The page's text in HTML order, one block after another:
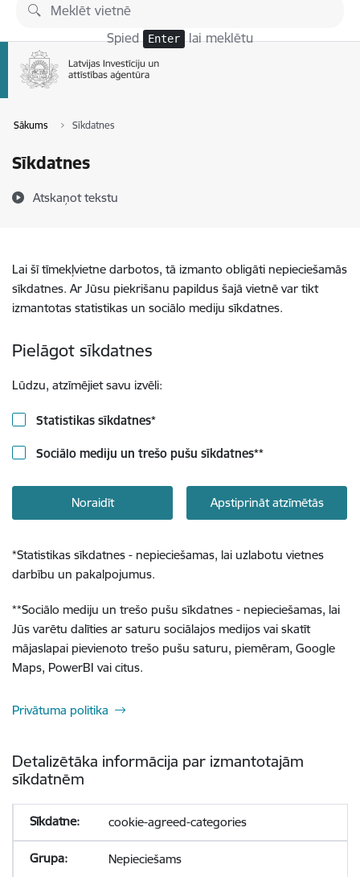
Pāriet uz lapas saturu
Spied Enter lai meklētu
Sākums Sīkdatnes
Sīkdatnes
Atskaņot tekstu
Lai šī tīmekļvietne darbotos, tā izmanto obligāti nepieciešamās
sīkdatnes. Ar Jūsu piekrišanu papildus šajā vietnē var tikt
izmantotas statistikas un sociālo mediju sīkdatnes.
Pielāgot sīkdatnes
Lūdzu, atzīmējiet savu izvēli:
Statistikas sīkdatnes*
Sociālo mediju un trešo pušu sīkdatnes**
Noraidīt Apstiprināt atzīmētās
*Statistikas sīkdatnes - nepieciešamas, lai uzlabotu vietnes
darbību un pakalpojumus.
**Sociālo mediju un trešo pušu sīkdatnes - nepieciešamas, lai
Jūs varētu dalīties ar saturu sociālajos medijos vai skatīt
mājaslapai pievienoto trešo pušu saturu, piemēram, Google
Maps, PowerBI vai citus.
Privātuma politika
Detalizētāka informācija par izmantotajām
sīkdatnēm
cookie-agreed-categories
Nepieciešams